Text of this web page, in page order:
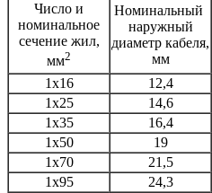
Число и
номинальное
сечение жил,
мм2
Номинальный
наружный
диаметр кабеля,
мм
1х16 12,4
1х25
14,6
1х35
16,4
1х50
19
1х70
21,5
1х95
24,3